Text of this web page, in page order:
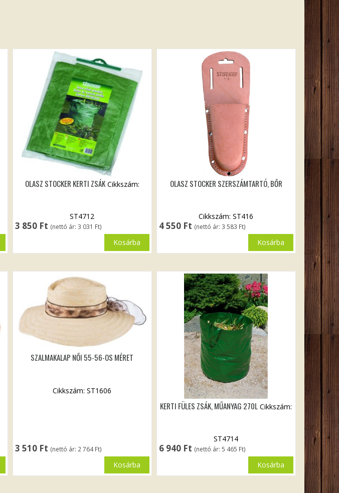
OLASZ STOCKER KERTI ZSÁK
3 850 Ft (nettó ár: 3 031 Ft)
Cikkszám:
ST4712
Kosárba
OLASZ STOCKER SZERSZÁMTARTÓ, BŐR
4 550 Ft (nettó ár: 3 583 Ft)
Cikkszám: ST416
Kosárba
SZALMAKALAP NŐI 55-56-OS MÉRET
3 510 Ft (nettó ár: 2 764Ft)
Cikkszám: ST1606
Kosárba
KERTI FÜLES ZSÁK, MŰANYAG 270L
6 940 Ft (nettó ár: 5 465 Ft)
Cikkszám:
ST4714
Kosárba